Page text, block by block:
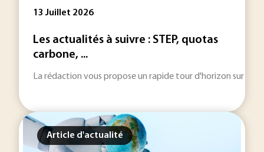
13 Juillet 2026
Les actualités à suivre : STEP, quotas
carbone, ...
La rédaction vous propose un rapide tour d'horizon sur les
Article d'actualité